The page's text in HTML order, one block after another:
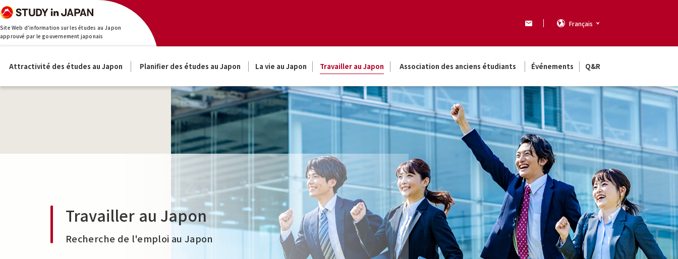
Site Web d'information sur les études au Japon
approuvé par le gouvernement japonais
Français
Attractivité des études au Japon Planifier des études au Japon La vie au Japon Travailler au Japon Association des anciens étudiants Événements Q&R
Travailler au Japon
Recherche de l'emploi au Japon